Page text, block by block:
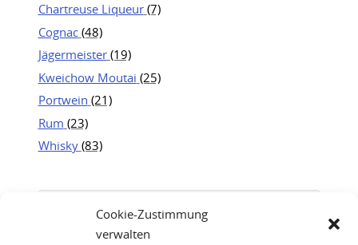
Cookie-Zustimmung
verwalten
Chartreuse Liqueur (7)
Cognac (48)
Jägermeister (19)
Kweichow Moutai (25)
Portwein (21)
Rum (23)
Whisky (83)